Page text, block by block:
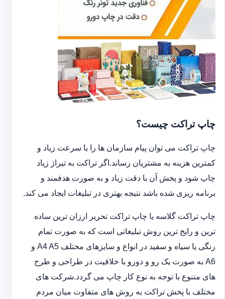
چاپ تراکت چیست؟
چاپ تراکت می توان پیام سازمان ها را با سرعت زیاد و
کمترین هزینه به مشتریان رساند.اگر تراکت به تیراژ زیاد
چاپ شود و پخش آن با دقت زیاد و به صورت هدفمند و
برنامه ریزی شده باشد نتیجه بهتری در تبلیغات ایجاد می کند.
چاپ تراکت گلاسه یا چاپ تراکت تحریر ارزان ترین ساده
ترین و رایج ترین روش تبلیغاتی است که به صورت تمام
رنگی یا سیاه و سفید در انواع و سایزهای مختلف A4 A5 و
A6 به صورت یک رو و دورو با خلاقیت در طراحی و طرح
های متنوع با توجه به نوع کار چاپ می گردد.شرکت های
مختلف با پخش تراکت به روش های متفاوت میان مردم